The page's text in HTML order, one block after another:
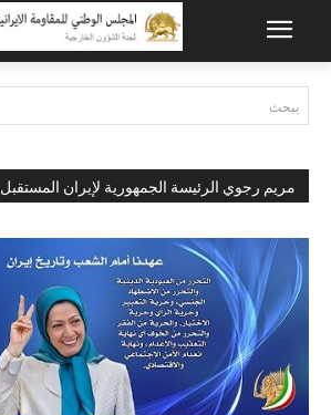
يبحث
مريم رجوي الرئيسة الجمهورية لإيران المستقبل